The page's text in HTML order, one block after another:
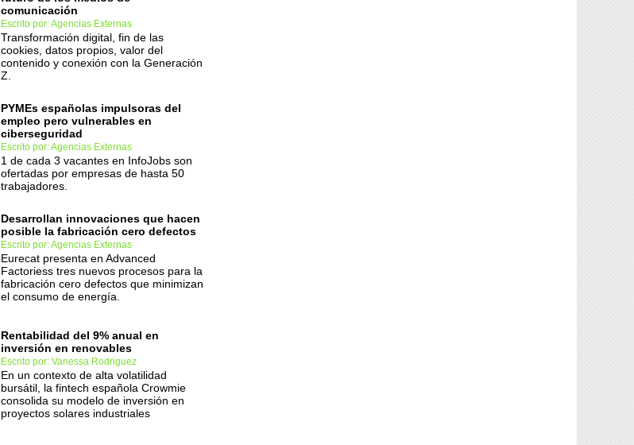
comunicación
Escrito por: Agencias Externas
Transformación digital, fin de las
cookies, datos propios, valor del
contenido y conexión con la Generación
Z.
PYMEs españolas impulsoras del
empleo pero vulnerables en
ciberseguridad
Escrito por: Agencias Externas
1 de cada 3 vacantes en InfoJobs son
ofertadas por empresas de hasta 50
trabajadores.
Desarrollan innovaciones que hacen
posible la fabricación cero defectos
Escrito por: Agencias Externas
Eurecat presenta en Advanced
Factoriess tres nuevos procesos para la
fabricación cero defectos que minimizan
el consumo de energía.
Rentabilidad del 9% anual en
inversión en renovables
Escrito por: Vanessa Rodriguez
En un contexto de alta volatilidad
bursátil, la fintech española Crowmie
consolida su modelo de inversión en
proyectos solares industriales